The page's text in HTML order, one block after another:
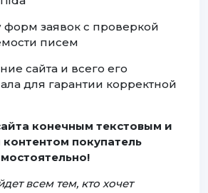
форм заявок с проверкой
писем
сайта и всего его
для гарантии корректной
конечным текстовым и
покупатель
всем тем, кто хочет